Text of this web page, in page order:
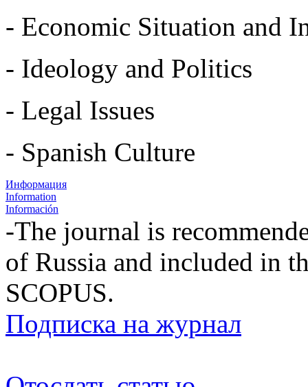
- Economic Situation and
- Ideology and Politics
- Legal Issues
- Spanish Culture
Информация
Information
Información
-The journal is
of Russia and included in
SCOPUS.
Подписка на журнал